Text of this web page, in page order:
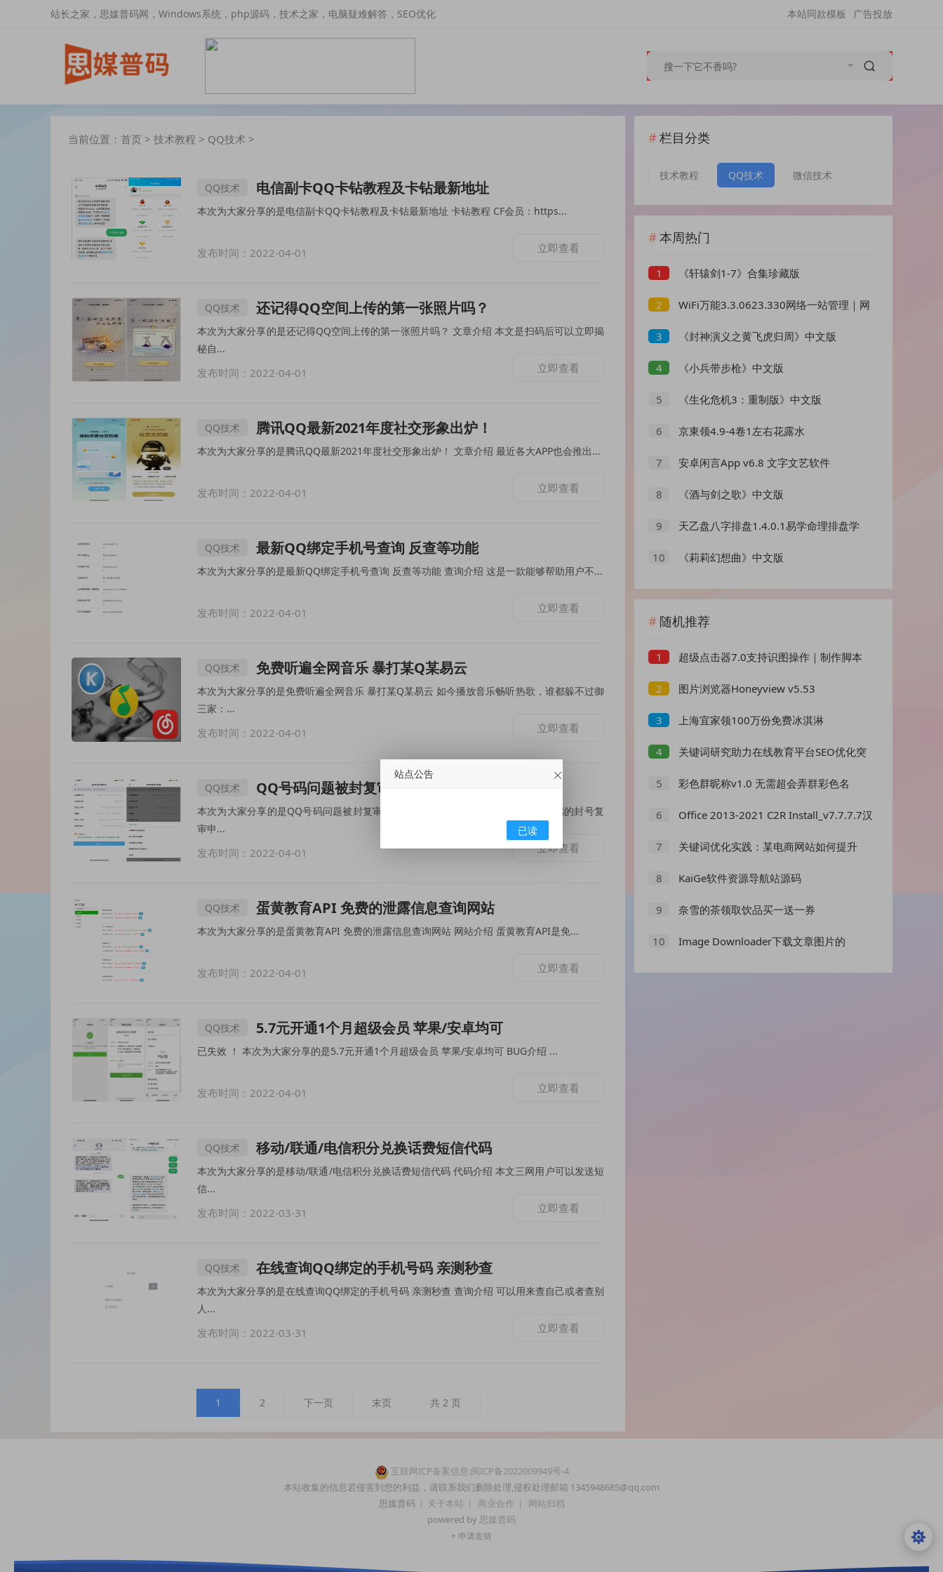
站长之家，思媒普码网，Windows系统，php源码，技术之家，电脑疑难解答，SEO优化 广告投放
本站同款模板
当前位置： 首页 > 技术教程 > QQ技术 >
QQ技术 电信副卡QQ卡钻教程及卡钻最新地址
本次为大家分享的是电信副卡QQ卡钻教程及卡钻最新地址 卡钻教程 CF会员：https...
发布时间：2022-04-01 立即查看
QQ技术 还记得QQ空间上传的第一张照片吗？
本次为大家分享的是还记得QQ空间上传的第一张照片吗？ 文章介绍 本文是扫码后可以立即揭
秘自...
发布时间：2022-04-01 立即查看
QQ技术 腾讯QQ最新2021年度社交形象出炉！
本次为大家分享的是腾讯QQ最新2021年度社交形象出炉！ 文章介绍 最近各大APP也会推出...
发布时间：2022-04-01 立即查看
QQ技术 最新QQ绑定手机号查询 反查等功能
本次为大家分享的是最新QQ绑定手机号查询 反查等功能 查询介绍 这是一款能够帮助用户不...
发布时间：2022-04-01 立即查看
QQ技术 免费听遍全网音乐 暴打某Q某易云
本次为大家分享的是免费听遍全网音乐 暴打某Q某易云 如今播放音乐畅听热歌，谁都躲不过御
三家：...
发布时间：2022-04-01 立即查看
QQ技术 QQ号码问题被封复审解封申请入口
本次为大家分享的是QQ号码问题被封复审解封申请入口 解封介绍 本文是手机QQ端的封号复
审申...
发布时间：2022-04-01 立即查看
QQ技术 蛋黄教育API 免费的泄露信息查询网站
本次为大家分享的是蛋黄教育API 免费的泄露信息查询网站 网站介绍 蛋黄教育API是免...
发布时间：2022-04-01 立即查看
QQ技术 5.7元开通1个月超级会员 苹果/安卓均可
已失效 ！ 本次为大家分享的是5.7元开通1个月超级会员 苹果/安卓均可 BUG介绍 ...
发布时间：2022-04-01 立即查看
QQ技术 移动/联通/电信积分兑换话费短信代码
本次为大家分享的是移动/联通/电信积分兑换话费短信代码 代码介绍 本文三网用户可以发送短
信...
发布时间：2022-03-31 立即查看
QQ技术 在线查询QQ绑定的手机号码 亲测秒查
本次为大家分享的是在线查询QQ绑定的手机号码 亲测秒查 查询介绍 可以用来查自己或者查别
人...
发布时间：2022-03-31 立即查看
1 2 下一页 末页 共 2 页
栏目分类
技术教程 QQ技术 微信技术
本周热门
1 《轩辕剑1-7》合集珍藏版
2
WiFi万能3.3.0623.330网络一站管理｜网
络管理天花板｜绿化版
3 《封神演义之黄飞虎归周》中文版
4 《小兵带步枪》中文版
5 《生化危机3：重制版》中文版
6 京東领4.9-4卷1左右花露水
7 安卓闲言App v6.8 文字文艺软件
8 《酒与剑之歌》中文版
9
天乙盘八字排盘1.4.0.1易学命理排盘学
10 《莉莉幻想曲》中文版
随机推荐
1
超级点击器7.0支持识图操作｜制作脚本
｜兼容性强
2 图片浏览器Honeyview v5.53
3 上海宜家领100万份免费冰淇淋
4
关键词研究助力在线教育平台SEO优化突
5 彩色群昵称v1.0 无需超会弄群彩色名
6
Office 2013-2021 C2R Install_v7.7.7.7汉
7
关键词优化实践：某电商网站如何提升
8 KaiGe软件资源导航站源码
9 奈雪的茶领取饮品买一送一券
10
Image Downloader下载文章图片的
互联网ICP备案信息:闽ICP备2022009949号-4
本站收集的信息若侵害到您的利益，请联系我们删除处理,侵权处理邮箱 1345948685@qq.com
思媒普码 | 关于本站 | 商业合作 |
网站归档
powered by 思媒普码
+ 申请友链
站点公告
已读